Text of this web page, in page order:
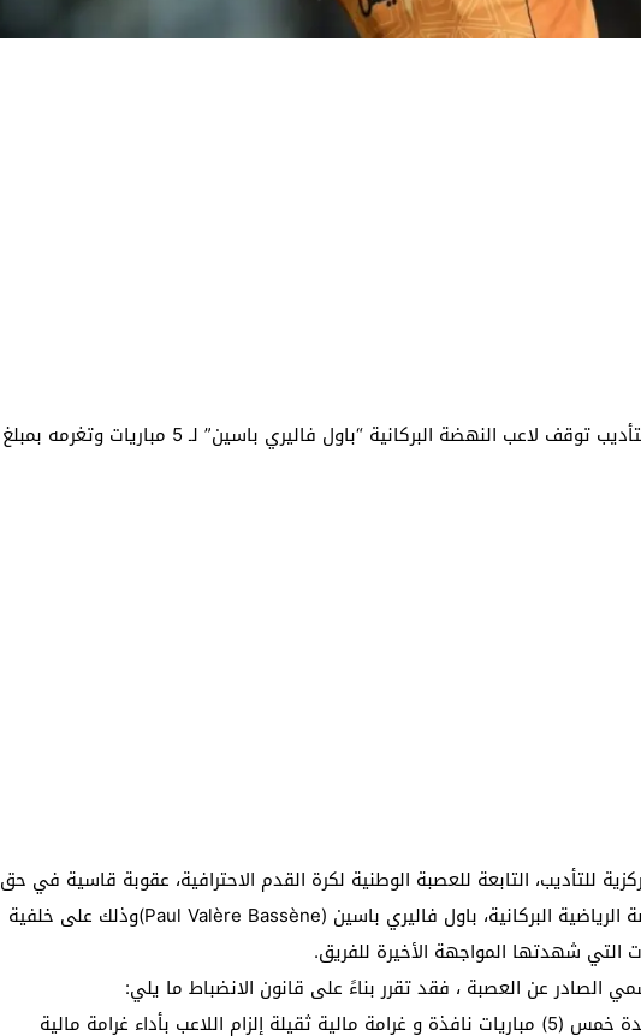
اللجنة المركزية للتأديب توقف لاعب النهضة البركانية “باول فاليري باسين” لـ 5 مباريات وتغرمه بمبلغ
للتأديب، التابعة للعصبة الوطنية لكرة القدم الاحترافية، عقوبة قاسية في حق
لاعب فريق النهضة الرياضية البركانية، باول فاليري باسين (Paul Valère Bassène)وذلك على خلفية
التي شهدتها المواجهة الأخيرة للفريق.
الصادر عن العصبة ، فقد تقرر بناءً على قانون الانضباط ما يلي:
توقيف اللاعبً لمدة خمس (5) مباريات نافذة و غرامة مالية ثقيلة إلزام اللاعب بأداء غرامة مالية